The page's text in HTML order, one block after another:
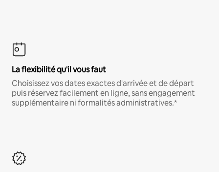
La flexibilité qu'il vous faut
Choisissez vos dates exactes d'arrivée et de départ
puis réservez facilement en ligne, sans engagement
supplémentaire ni formalités administratives.*